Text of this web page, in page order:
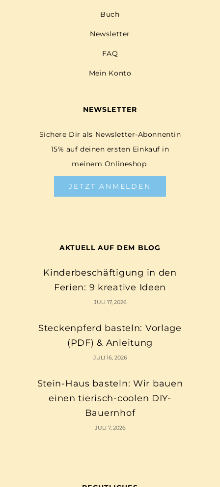
Buch
Newsletter
FAQ
Mein Konto
NEWSLETTER
Sichere Dir als Newsletter-Abonnentin
15% auf deinen ersten Einkauf in
meinem Onlineshop.
JETZT ANMELDEN
AKTUELL AUF DEM BLOG
Kinderbeschäftigung in den
Ferien: 9 kreative Ideen
JULI 17, 2026
Steckenpferd basteln: Vorlage
(PDF) & Anleitung
JULI 16, 2026
Stein-Haus basteln: Wir bauen
einen tierisch-coolen DIY-
Bauernhof
JULI 7, 2026